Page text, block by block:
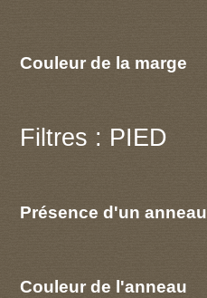
Couleur de la marge
Filtres : PIED
Présence d'un anneau
Couleur de l'anneau